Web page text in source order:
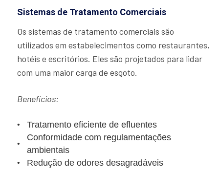
Sistemas de Tratamento Comerciais
Os sistemas de tratamento comerciais são
utilizados em estabelecimentos como restaurantes,
hotéis e escritórios. Eles são projetados para lidar
com uma maior carga de esgoto.
Benefícios:
Tratamento eficiente de efluentes
Conformidade com regulamentações
ambientais
Redução de odores desagradáveis